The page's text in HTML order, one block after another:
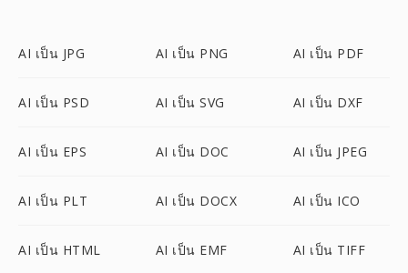
AI เป็น JPG AI เป็น PNG AI เป็น PDF
AI เป็น PSD AI เป็น SVG AI เป็น DXF
AI เป็น EPS AI เป็น DOC AI เป็น JPEG
AI เป็น PLT AI เป็น DOCX AI เป็น ICO
AI เป็น HTML AI เป็น EMF AI เป็น TIFF